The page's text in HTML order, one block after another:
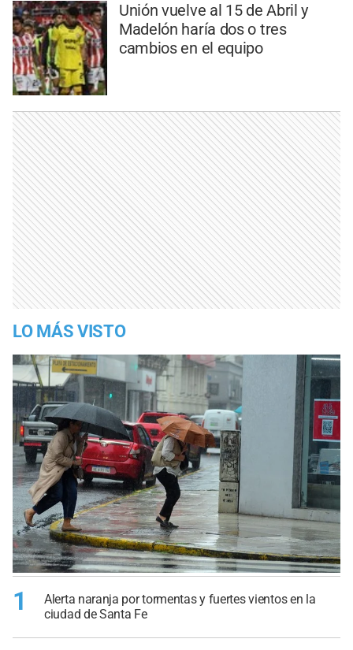
Unión vuelve al 15 de Abril y
Madelón haría dos o tres
cambios en el equipo
LO MÁS VISTO
1
Alerta naranja por tormentas y fuertes vientos en la
ciudad de Santa Fe